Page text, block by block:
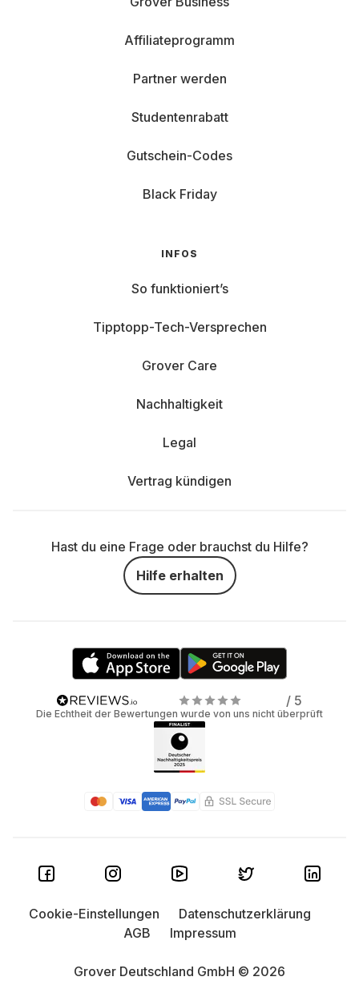
Affiliateprogramm
Partner werden
Studentenrabatt
Gutschein-Codes
Black Friday
INFOS
So funktioniert’s
Tipptopp-Tech-Versprechen
Grover Care
Nachhaltigkeit
Legal
Vertrag kündigen
Hast du eine Frage oder brauchst du Hilfe?
Hilfe erhalten
/ 5
Die Echtheit der Bewertungen wurde von uns nicht überprüft
Grover Deutschland GmbH © 2026
Cookie-Einstellungen
Datenschutzerklärung
AGB
Impressum